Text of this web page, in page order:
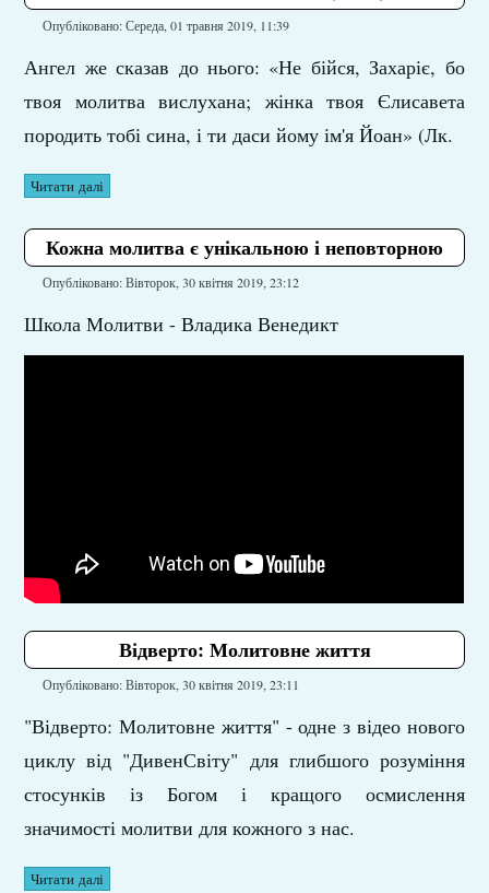
Опубліковано: Середа, 01 травня 2019, 11:39
Ангел же сказав до нього: «Не бійся, Захаріє, бо
твоя молитва вислухана; жінка твоя Єлисавета
породить тобі сина, і ти даси йому ім'я Йоан» (Лк.
Читати далі
Кожна молитва є унікальною і неповторною
Опубліковано: Вівторок, 30 квітня 2019, 23:12
Школа Молитви - Владика Венедикт
Відверто: Молитовне життя
Опубліковано: Вівторок, 30 квітня 2019, 23:11
"Відверто: Молитовне життя" - одне з відео нового
циклу від "ДивенСвіту" для глибшого розуміння
стосунків із Богом і кращого осмислення
значимості молитви для кожного з нас.
Читати далі